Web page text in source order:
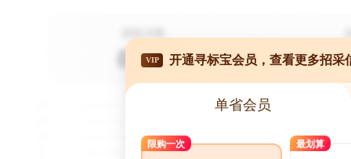
VIP 开通寻标宝会员，查看更多招采
单省会员
限购一次 最划算